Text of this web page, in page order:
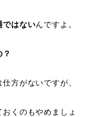
ではないんですよ。
方がないですが、
くのもやめましょ